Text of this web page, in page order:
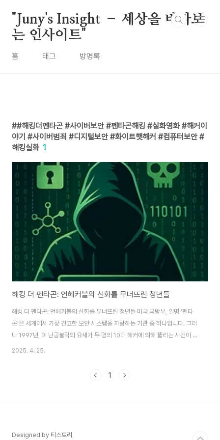
"Juny's Insight – 세상을 바라보
는 인사이트"
홈 태그 방명록
#해킹더펜타곤 #사이버보안 #펜타곤해킹 #실화영화 #해커이
야기 #사이버범죄 #디지털보안 #화이트햇해커 #컴퓨터보안 #
해킹실화 1
해킹 더 펜타곤: 언헤커블의 신화를 무너뜨린 청년들
해킹 더 펜타곤: 언헤커블의 신화를 무너뜨린 청년들 미국 국방부, 일명 '펜타
곤'은 세계에서 가장 견고한 보안 시스템을 자랑하는 기관 중 하나입니다. 그러
나 1997년, 이 난공불락의 요새가 두 명의 10대 해커에 의해 뚫리는 사건이 발
생했습니다. 영화 '해킹 더 펜타곤'은 이 실화를 바탕으로 한 작품으로, 컴퓨터
화의 주요 줄거리와 실제 사건을 비교 분석해 보겠습니다. 1. 불가능에 도전한
2025. 4. 25.
1
Designed by 티스토리